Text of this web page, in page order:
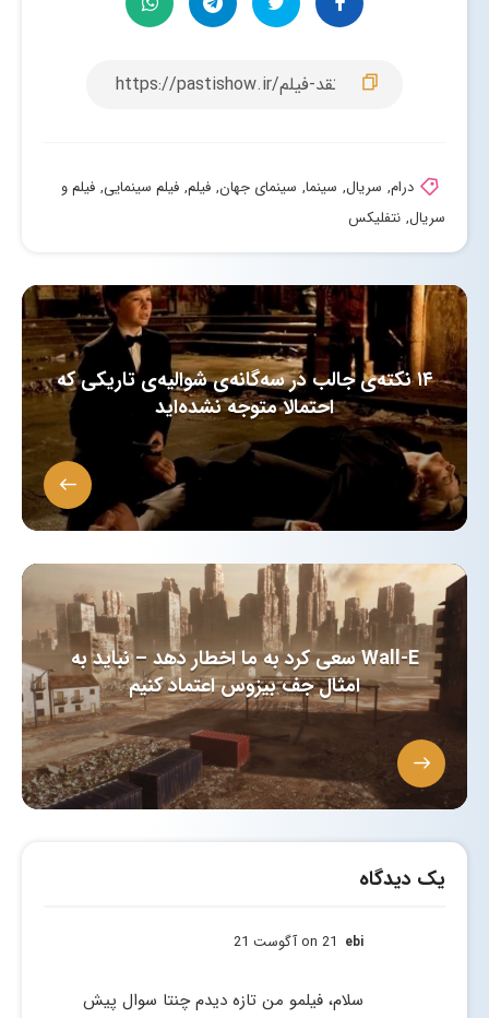
درام, سریال, سینما, سینمای جهان, فیلم, فیلم سینمایی, فیلم و
سریال, نتفلیکس
۱۴ نکته‌ی جالب در سه‌گانه‌ی شوالیه‌ی تاریکی که
احتمالا متوجه نشده‌اید
Wall-E سعی کرد به ما اخطار دهد – نباید به
امثال جف بیزوس اعتماد کنیم
یک دیدگاه
ebi on 21 آگوست 21
سلام، فيلمو من تازه ديدم چنتا سوال پيش